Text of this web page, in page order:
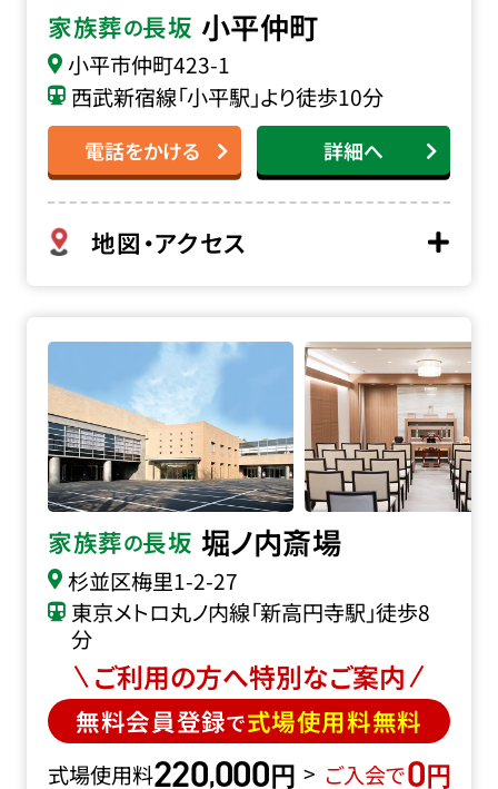
家族葬の長坂 小平仲町
小平市仲町423-1
西武新宿線「小平駅」より徒歩10分
電話をかける 詳細へ
地図・アクセス
家族葬の長坂 堀ノ内斎場
杉並区梅里1-2-27
東京メトロ丸ノ内線「新高円寺駅」徒歩8
分
ご利用の方へ特別なご案内
無料会員登録で式場使用料無料
式場使用料220,000円 > ご入会で0円